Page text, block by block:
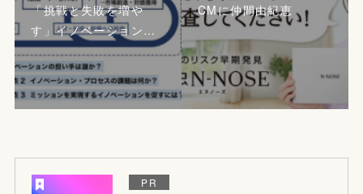
「挑戦と失敗を増や
す」イノベーション…
CMに仲間由紀恵
PR